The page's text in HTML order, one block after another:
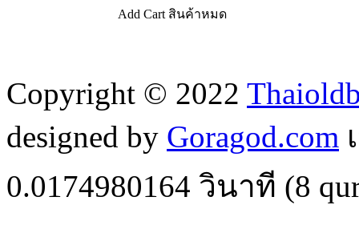
Add Cart สินค้าหมด
Copyright © 2022
designed by Goragod.com
0.0174980164 วินาที (8